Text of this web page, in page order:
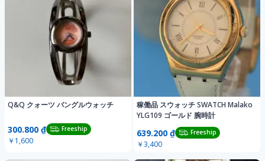
Q&Q クォーツ バングルウォッチ
300.800 ₫ Freeship
￥1,600
稼働品 スウォッチ SWATCH Malako
YLG109 ゴールド 腕時計
639.200 ₫ Freeship
￥3,400